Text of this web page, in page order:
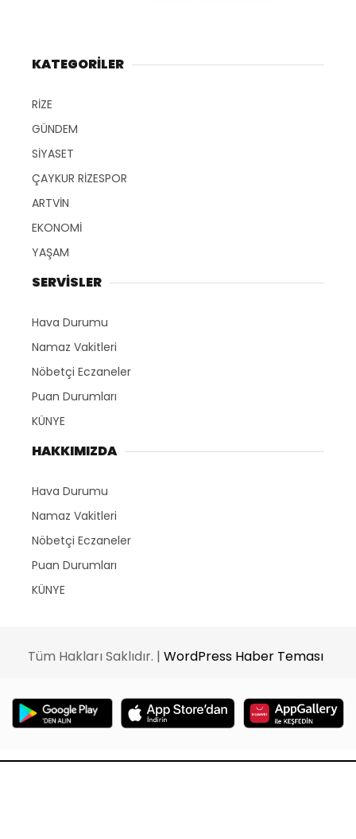
KATEGORİLER
RİZE
GÜNDEM
SİYASET
ÇAYKUR RİZESPOR
ARTVİN
EKONOMİ
YAŞAM
SERVİSLER
Hava Durumu
Namaz Vakitleri
Nöbetçi Eczaneler
Puan Durumları
KÜNYE
HAKKIMIZDA
Hava Durumu
Namaz Vakitleri
Nöbetçi Eczaneler
Puan Durumları
KÜNYE
Tüm Hakları Saklıdır. | WordPress Haber Teması